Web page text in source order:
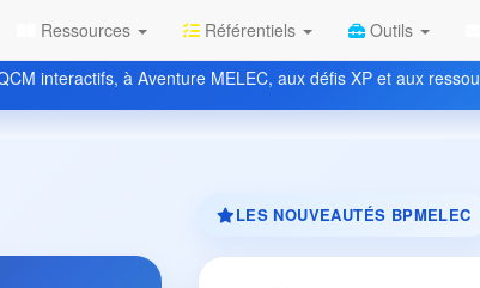
Ressources Référentiels Outils
interactifs, à Aventure MELEC, aux défis XP et aux
LES NOUVEAUTÉS BPMELEC